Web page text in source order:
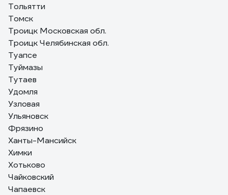
Тольятти
Томск
Троицк Московская обл.
Троицк Челябинская обл.
Туапсе
Туймазы
Тутаев
Удомля
Узловая
Ульяновск
Фрязино
Ханты-Мансийск
Химки
Хотьково
Чайковский
Чапаевск